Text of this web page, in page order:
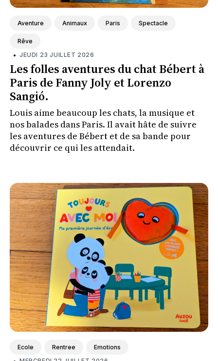
Aventure Animaux Paris Spectacle
Rêve
• JEUDI 23 JUILLET 2026
Les folles aventures du chat Bébert à
Paris de Fanny Joly et Lorenzo
Sangió.
Louis aime beaucoup les chats, la musique et
nos balades dans Paris. Il avait hâte de suivre
les aventures de Bébert et de sa bande pour
découvrir ce qui les attendait.
Ecole Rentree Emotions